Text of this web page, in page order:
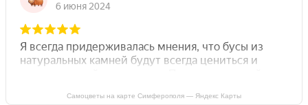
Самоцветы на карте Симферополя — Яндекс Карты